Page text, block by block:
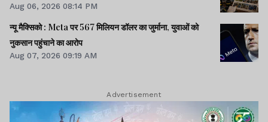
Aug 06, 2026 08:14 PM
न्यू मैक्सिको : Meta पर 567 मिलियन डॉलर का जुर्माना, युवाओं को
नुकसान पहुंचाने का आरोप
Aug 07, 2026 09:19 AM
Advertisement